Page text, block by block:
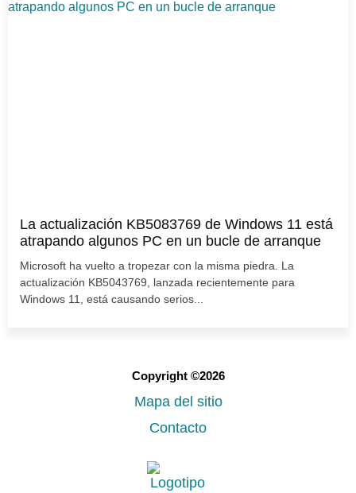
La actualización KB5083769 de Windows 11 está
atrapando algunos PC en un bucle de arranque
Microsoft ha vuelto a tropezar con la misma piedra. La
actualización KB5043769, lanzada recientemente para
Windows 11, está causando serios...
Copyright ©2026
Mapa del sitio
Contacto